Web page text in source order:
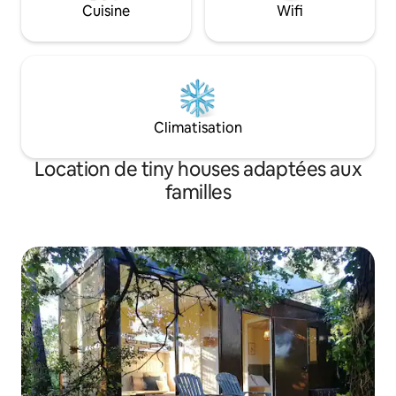
Cuisine Wifi
Climatisation
Location de tiny houses adaptées aux
familles